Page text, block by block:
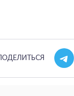
ПОДЕЛИТЬСЯ